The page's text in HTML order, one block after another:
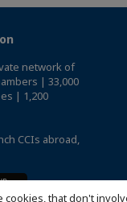
that don't
network of
| 33,000
| 1,200
CCIs abroad,